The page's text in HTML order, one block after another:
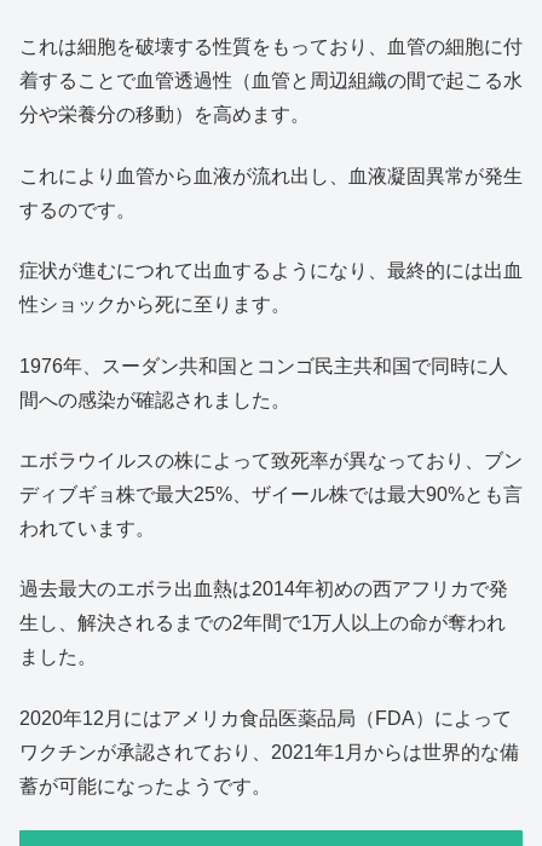
これは細胞を破壊する性質をもっており、血管の細胞に付
着することで血管透過性（血管と周辺組織の間で起こる水
分や栄養分の移動）を高めます。
これにより血管から血液が流れ出し、血液凝固異常が発生
するのです。
症状が進むにつれて出血するようになり、最終的には出血
性ショックから死に至ります。
1976年、スーダン共和国とコンゴ民主共和国で同時に人
間への感染が確認されました。
エボラウイルスの株によって致死率が異なっており、ブン
ディブギョ株で最大25%、ザイール株では最大90%とも言
われています。
過去最大のエボラ出血熱は2014年初めの西アフリカで発
生し、解決されるまでの2年間で1万人以上の命が奪われ
ました。
2020年12月にはアメリカ食品医薬品局（FDA）によって
ワクチンが承認されており、2021年1月からは世界的な備
蓄が可能になったようです。